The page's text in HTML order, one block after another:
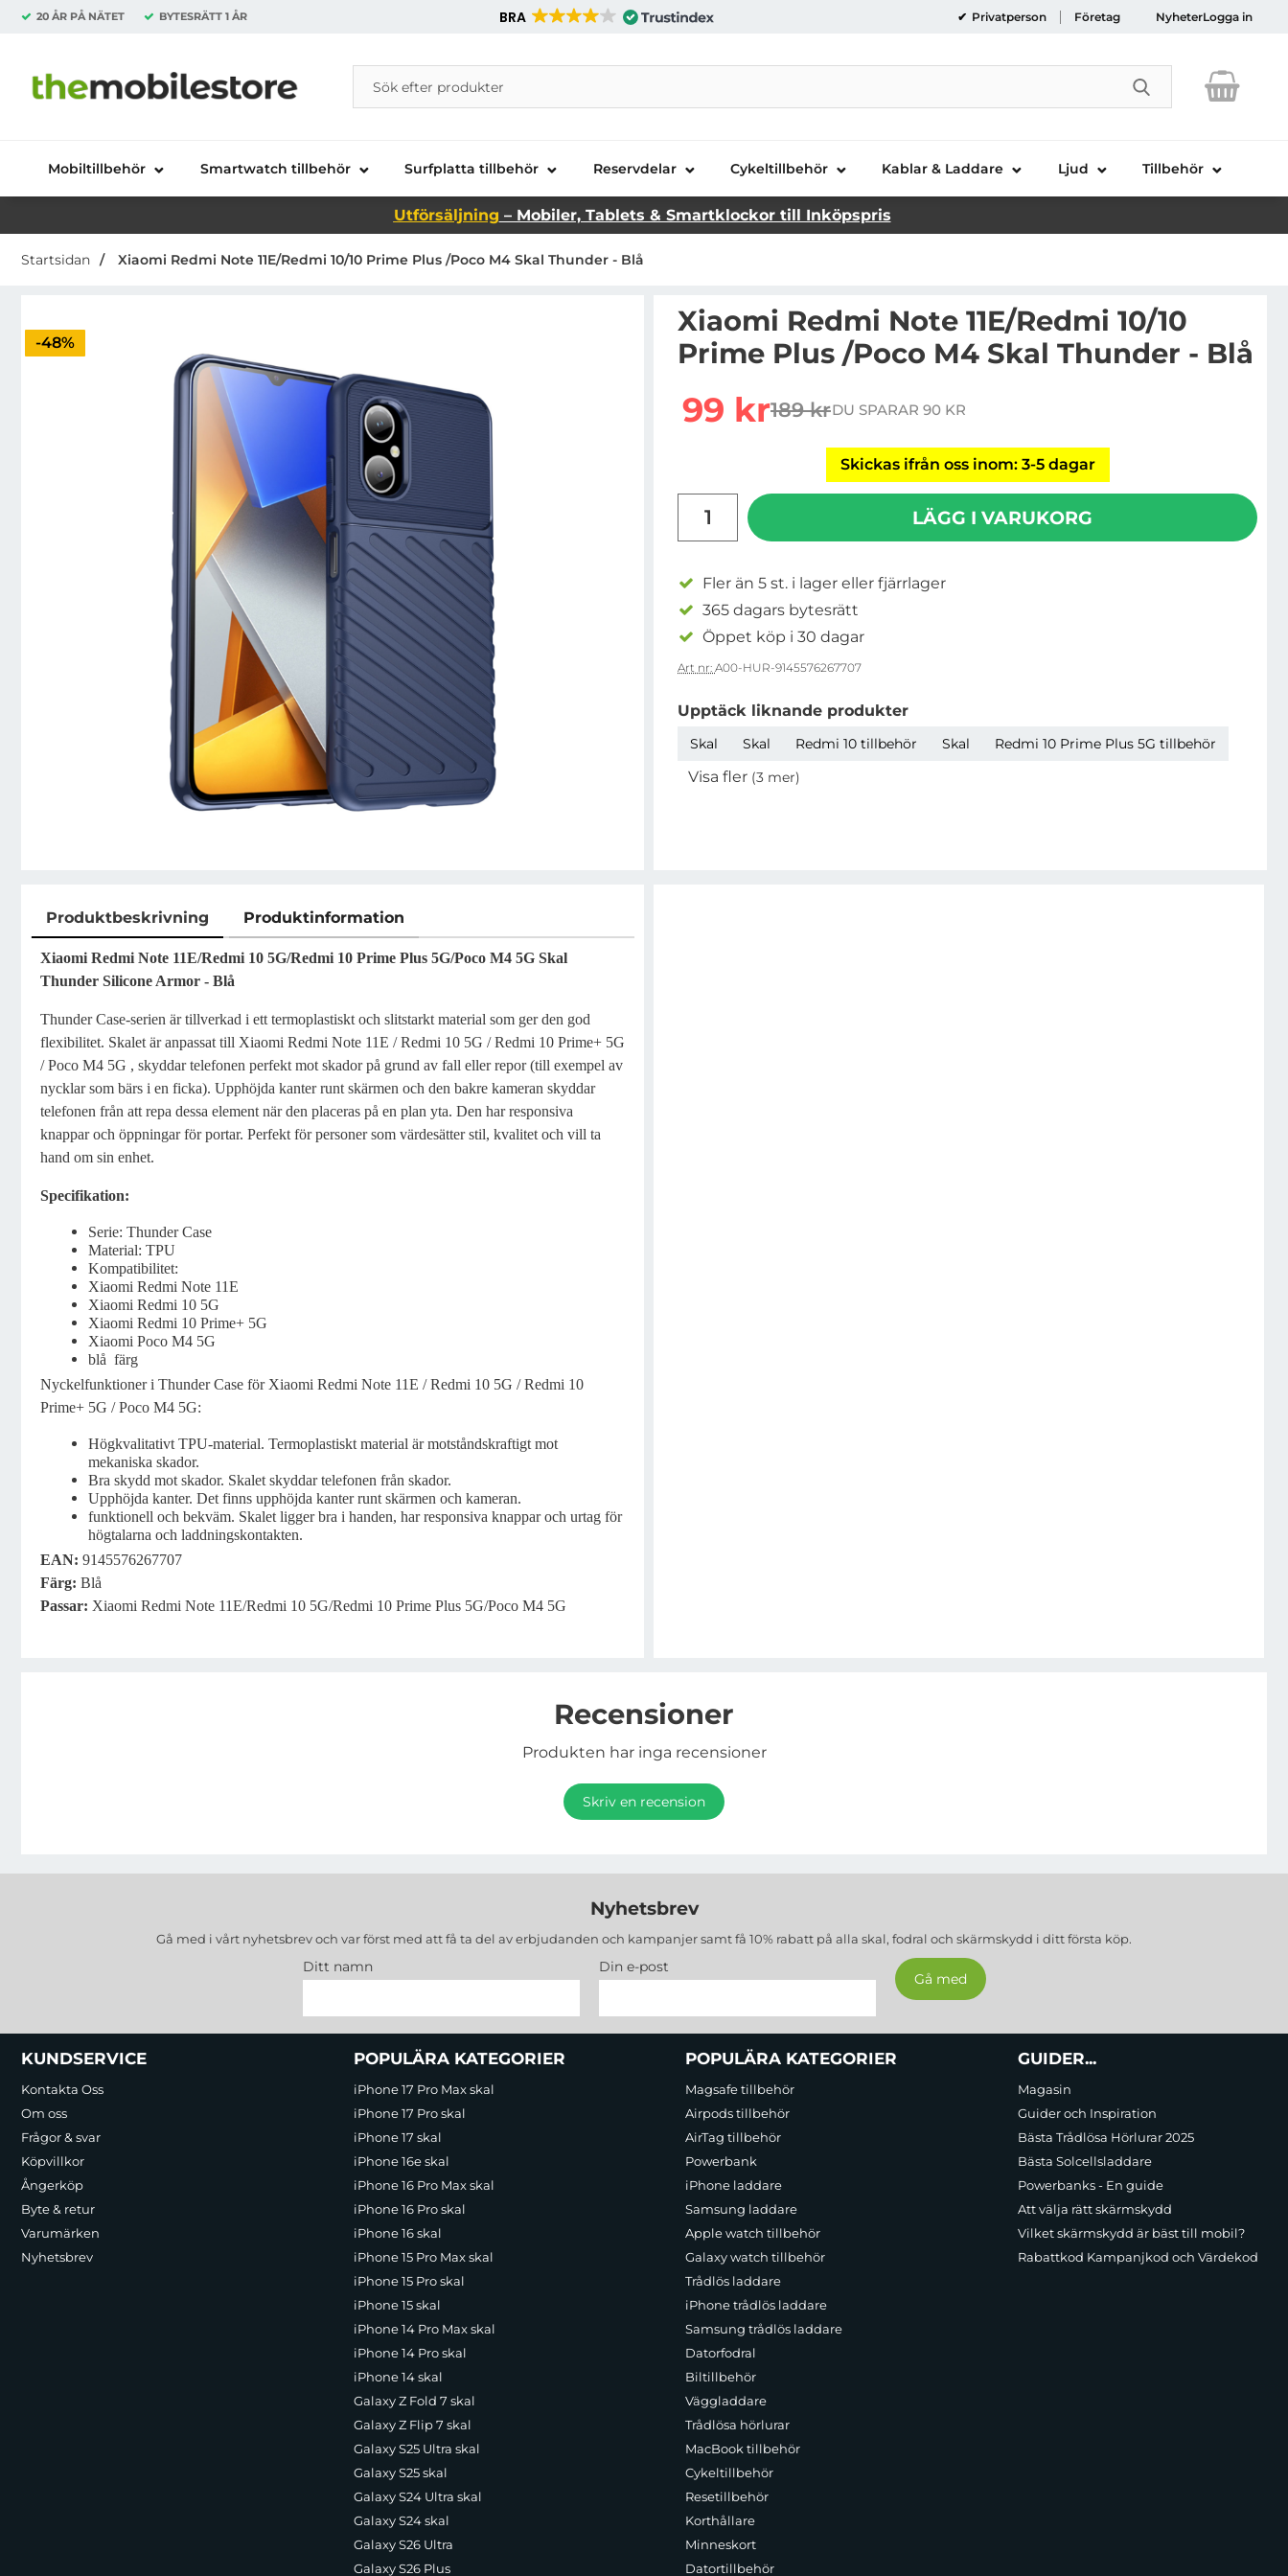
20 ÅR PÅ NÄTET BYTESRÄTT 1 ÅR BRA Privatperson Företag NyheterLogga in
Startsidan för Danira Telecom AB
Sök
Sök på Danira Telecom AB
Genomför
Mobiltillbehör Smartwatch tillbehör Surfplatta tillbehör Reservdelar Cykeltillbehör Kablar & Laddare Ljud Tillbehör
Utförsäljning – Mobiler, Tablets & Smartklockor till Inköpspris
Startsidan Xiaomi Redmi Note 11E/Redmi 10/10 Prime Plus /Poco M4 Skal Thunder - Blå
Priset är nedsatt med
-48%
Xiaomi Redmi Note 11E/Redmi 10/10
Prime Plus /Poco M4 Skal Thunder - Blå
rea pris
99 krtidigare pris
189 krDU SPARAR 90 KR
Skickas ifrån oss inom: 3-5 dagar
LÄGG I VARUKORG
Fler än 5 st. i lager eller fjärrlager
365 dagars bytesrätt
Öppet köp i 30 dagar
Art nr: A00-HUR-9145576267707
Upptäck liknande produkter
Skal Skal Redmi 10 tillbehör Skal Redmi 10 Prime Plus 5G tillbehör
Visa fler (3 mer)
Produktbeskrivning Produktinformation
Produktbeskrivning
Xiaomi Redmi Note 11E/Redmi 10 5G/Redmi 10 Prime Plus 5G/Poco M4 5G Skal
Thunder Silicone Armor - Blå
Thunder Case-serien är tillverkad i ett termoplastiskt och slitstarkt material som ger den god
flexibilitet. Skalet är anpassat till Xiaomi Redmi Note 11E / Redmi 10 5G / Redmi 10 Prime+ 5G
/ Poco M4 5G , skyddar telefonen perfekt mot skador på grund av fall eller repor (till exempel av
nycklar som bärs i en ficka). Upphöjda kanter runt skärmen och den bakre kameran skyddar
telefonen från att repa dessa element när den placeras på en plan yta. Den har responsiva
knappar och öppningar för portar. Perfekt för personer som värdesätter stil, kvalitet och vill ta
hand om sin enhet.
Specifikation:
Serie: Thunder Case
Material: TPU
Kompatibilitet:
Xiaomi Redmi Note 11E
Xiaomi Redmi 10 5G
Xiaomi Redmi 10 Prime+ 5G
Xiaomi Poco M4 5G
blå färg
Nyckelfunktioner i Thunder Case för Xiaomi Redmi Note 11E / Redmi 10 5G / Redmi 10
Prime+ 5G / Poco M4 5G:
Högkvalitativt TPU-material. Termoplastiskt material är motståndskraftigt mot
mekaniska skador.
Bra skydd mot skador. Skalet skyddar telefonen från skador.
Upphöjda kanter. Det finns upphöjda kanter runt skärmen och kameran.
funktionell och bekväm. Skalet ligger bra i handen, har responsiva knappar och urtag för
högtalarna och laddningskontakten.
EAN: 9145576267707
Färg: Blå
Passar: Xiaomi Redmi Note 11E/Redmi 10 5G/Redmi 10 Prime Plus 5G/Poco M4 5G
Recensioner
Produkten har inga recensioner
Skriv en recension
Nyhetsbrev
Gå med i vårt nyhetsbrev och var först med att få ta del av erbjudanden och kampanjer samt få 10% rabatt på alla skal, fodral och skärmskydd i ditt första köp.
Ditt namn Din e-post
Sidfot Blandad info och länkar
KUNDSERVICE
Kontakta Oss
Om oss
Frågor & svar
Köpvillkor
Ångerköp
Byte & retur
Varumärken
Nyhetsbrev
POPULÄRA KATEGORIER
iPhone 17 Pro Max skal
iPhone 17 Pro skal
iPhone 17 skal
iPhone 16e skal
iPhone 16 Pro Max skal
iPhone 16 Pro skal
iPhone 16 skal
iPhone 15 Pro Max skal
iPhone 15 Pro skal
iPhone 15 skal
iPhone 14 Pro Max skal
iPhone 14 Pro skal
iPhone 14 skal
Galaxy Z Fold 7 skal
Galaxy Z Flip 7 skal
Galaxy S25 Ultra skal
Galaxy S25 skal
Galaxy S24 Ultra skal
Galaxy S24 skal
Galaxy S26 Ultra
Galaxy S26 Plus
POPULÄRA KATEGORIER
Magsafe tillbehör
Airpods tillbehör
AirTag tillbehör
Powerbank
iPhone laddare
Samsung laddare
Apple watch tillbehör
Galaxy watch tillbehör
Trådlös laddare
iPhone trådlös laddare
Samsung trådlös laddare
Datorfodral
Biltillbehör
Väggladdare
Trådlösa hörlurar
MacBook tillbehör
Cykeltillbehör
Resetillbehör
Korthållare
Minneskort
Datortillbehör
GUIDER...
Magasin
Guider och Inspiration
Bästa Trådlösa Hörlurar 2025
Bästa Solcellsladdare
Powerbanks - En guide
Att välja rätt skärmskydd
Vilket skärmskydd är bäst till mobil?
Rabattkod Kampanjkod och Värdekod